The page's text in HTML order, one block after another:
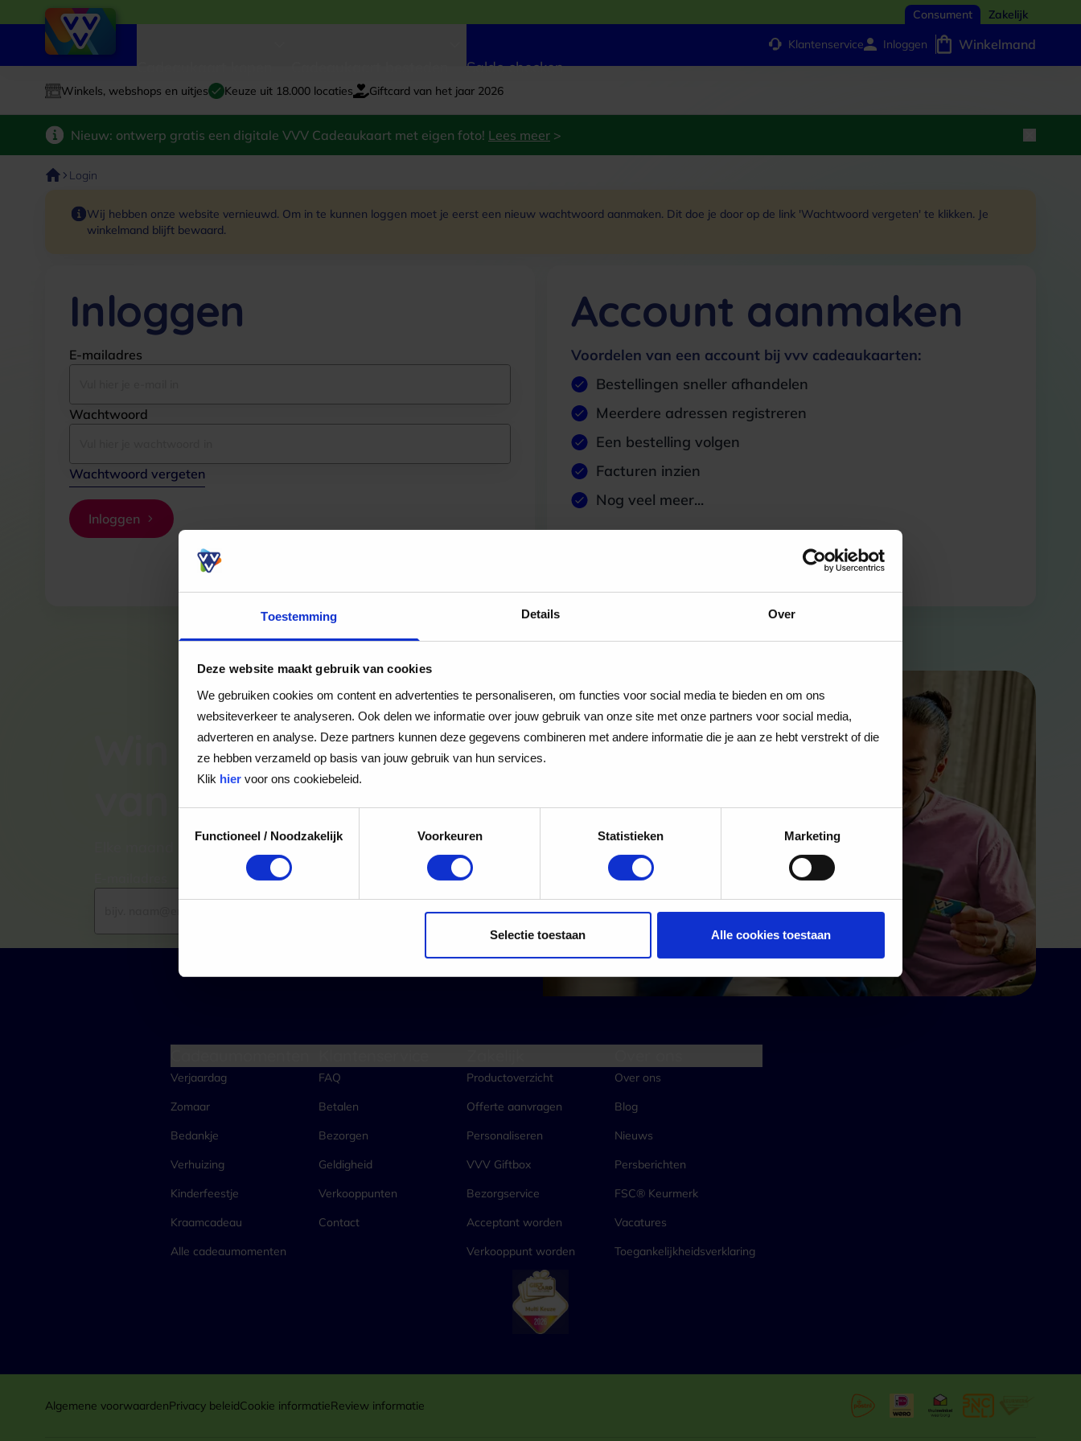
Toestemming Details Over
Deze website maakt gebruik van cookies
We gebruiken cookies om content en advertenties te personaliseren, om functies voor social media te bieden en om ons
websiteverkeer te analyseren. Ook delen we informatie over jouw gebruik van onze site met onze partners voor social media,
adverteren en analyse. Deze partners kunnen deze gegevens combineren met andere informatie die je aan ze hebt verstrekt of die
ze hebben verzameld op basis van jouw gebruik van hun services.
Klik hiervoor ons cookiebeleid.
Functioneel / Noodzakelijk
Voorkeuren Statistieken Marketing
Selectie toestaan Alle cookies toestaan
Consument Zakelijk
Saldo checken
Klantenservice Inloggen Winkelmand
Winkels, webshops en uitjes Keuze uit 18.000 locaties Giftcard van het jaar 2026
Nieuw: ontwerp gratis een digitale VVV Cadeaukaart met eigen foto! Lees meer >
Login
Wij hebben onze website vernieuwd. Om in te kunnen loggen moet je eerst een nieuw wachtwoord aanmaken. Dit doe je door op de link 'Wachtwoord vergeten' te klikken. Je
winkelmand blijft bewaard.
Inloggen
E-mailadres
Wachtwoord
Wachtwoord vergeten
Inloggen
Account aanmaken
Voordelen van een account bij vvv cadeaukaarten:
Bestellingen sneller afhandelen
Meerdere adressen registreren
Een bestelling volgen
Facturen inzien
Nog veel meer...
Win een VVV Cadeaukaart
van €100,-
Elke maand kiezen wij een winnaar uit alle nieuwe aanmeldingen voor de nieuwsbrief
Aanmelden
Verjaardag
Zomaar
Bedankje
Verhuizing
Kinderfeestje
Kraamcadeau
Alle cadeaumomenten
FAQ
Betalen
Bezorgen
Geldigheid
Verkooppunten
Contact
Productoverzicht
Offerte aanvragen
Personaliseren
VVV Giftbox
Bezorgservice
Acceptant worden
Verkooppunt worden
Over ons
Blog
Nieuws
Persberichten
FSC® Keurmerk
Vacatures
Toegankelijkheidsverklaring
Algemene voorwaardenPrivacy beleidCookie informatieReview informatie